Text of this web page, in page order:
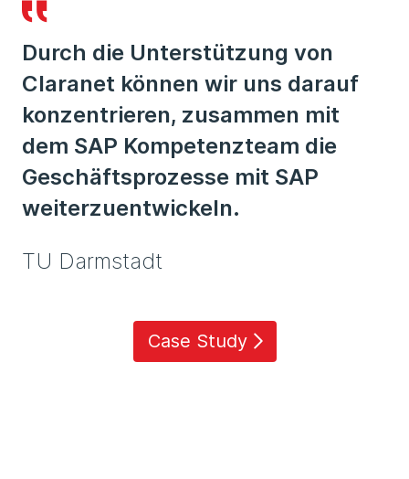
Durch die Unterstützung von
Claranet können wir uns darauf
konzentrieren, zusammen mit
dem SAP Kompetenzteam die
Geschäftsprozesse mit SAP
weiterzuentwickeln.
TU Darmstadt
Case Study